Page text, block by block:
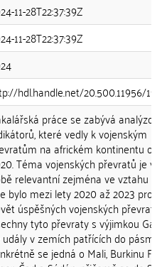
11-28T22:37:39Z
11-28T22:37:39Z
hdl.handle.net/20.500.11956/
práce se zabývá analýzou
které vedly k vojenským
na africkém kontinentu
Téma vojenských převratů je v
relevantní zejména ve vztahu k
bylo mezi lety 2020 až 2023
úspěšných vojenských převratů.
tyto převraty s výjimkou
v zemích patřících do pásma
se jedná o Mali, Burkinu